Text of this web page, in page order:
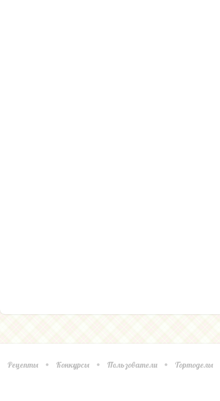
Рецепты Конкурсы Пользователи Тортоделы